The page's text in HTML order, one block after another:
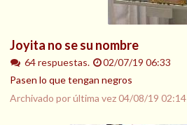
Joyita no se su nombre
64 respuestas.
02/07/19 06:33
Pasen lo que tengan negros
Archivado por última vez04/08/19 02:14